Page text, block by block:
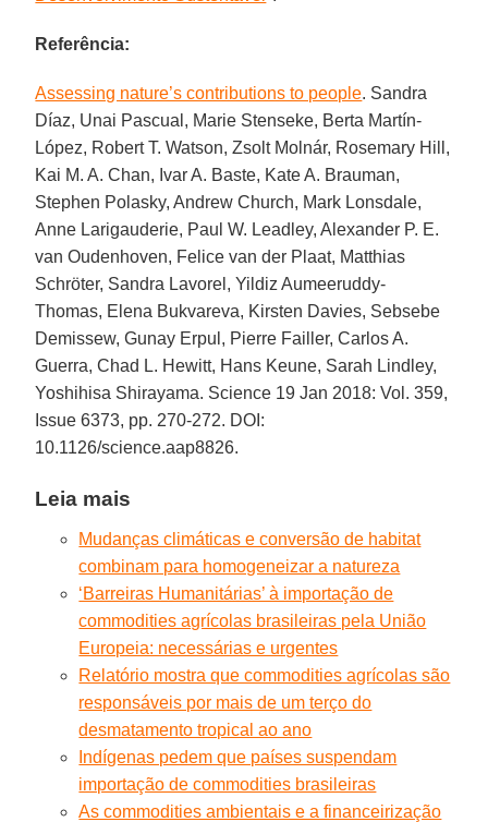
Referência:
Assessing nature’s contributions to people. Sandra
Díaz, Unai Pascual, Marie Stenseke, Berta Martín-
López, Robert T. Watson, Zsolt Molnár, Rosemary Hill,
Kai M. A. Chan, Ivar A. Baste, Kate A. Brauman,
Stephen Polasky, Andrew Church, Mark Lonsdale,
Anne Larigauderie, Paul W. Leadley, Alexander P. E.
van Oudenhoven, Felice van der Plaat, Matthias
Schröter, Sandra Lavorel, Yildiz Aumeeruddy-
Thomas, Elena Bukvareva, Kirsten Davies, Sebsebe
Demissew, Gunay Erpul, Pierre Failler, Carlos A.
Guerra, Chad L. Hewitt, Hans Keune, Sarah Lindley,
Yoshihisa Shirayama. Science 19 Jan 2018: Vol. 359,
Issue 6373, pp. 270-272. DOI:
10.1126/science.aap8826.
Leia mais
Mudanças climáticas e conversão de habitat
combinam para homogeneizar a natureza
‘Barreiras Humanitárias’ à importação de
commodities agrícolas brasileiras pela União
Europeia: necessárias e urgentes
Relatório mostra que commodities agrícolas são
responsáveis por mais de um terço do
desmatamento tropical ao ano
Indígenas pedem que países suspendam
importação de commodities brasileiras
As commodities ambientais e a financeirização